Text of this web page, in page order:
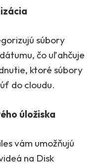
súbory
čo uľahčuje
ktoré súbory
do cloudu.
úložiska
vám umožňujú
na Disk